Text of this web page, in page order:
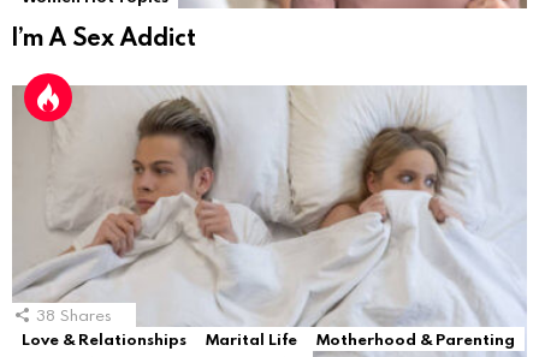
I’m A Sex Addict
38 Shares
Love & Relationships
Marital Life
Motherhood & Parenting